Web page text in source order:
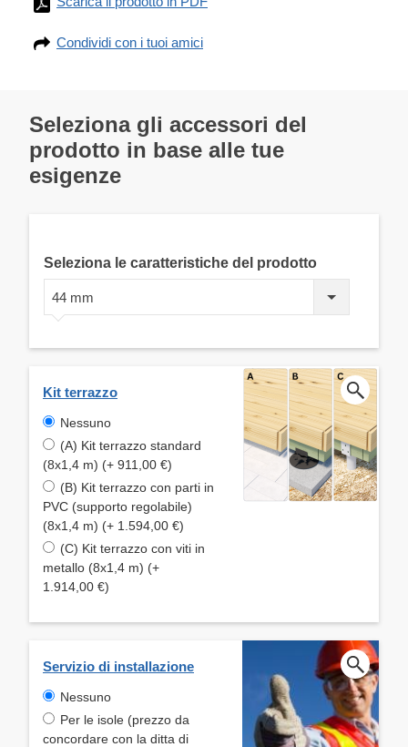
Condividi con i tuoi amici
Seleziona gli accessori del
prodotto in base alle tue
esigenze
Seleziona le caratteristiche del prodotto
44 mm
Kit terrazzo
Nessuno
(A) Kit terrazzo standard
(8x1,4 m) (+ 911,00 €)
(B) Kit terrazzo con parti in
PVC (supporto regolabile)
(8x1,4 m) (+ 1.594,00 €)
(C) Kit terrazzo con viti in
metallo (8x1,4 m) (+
1.914,00 €)
Servizio di installazione
Nessuno
Per le isole (prezzo da
concordare con la ditta di